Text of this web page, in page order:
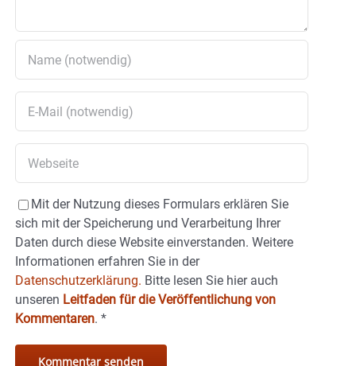
Mit der Nutzung dieses Formulars erklären Sie
sich mit der Speicherung und Verarbeitung Ihrer
Daten durch diese Website einverstanden. Weitere
Informationen erfahren Sie in der
Datenschutzerklärung. Bitte lesen Sie hier auch
unseren Leitfaden für die Veröffentlichung von
Kommentaren. *